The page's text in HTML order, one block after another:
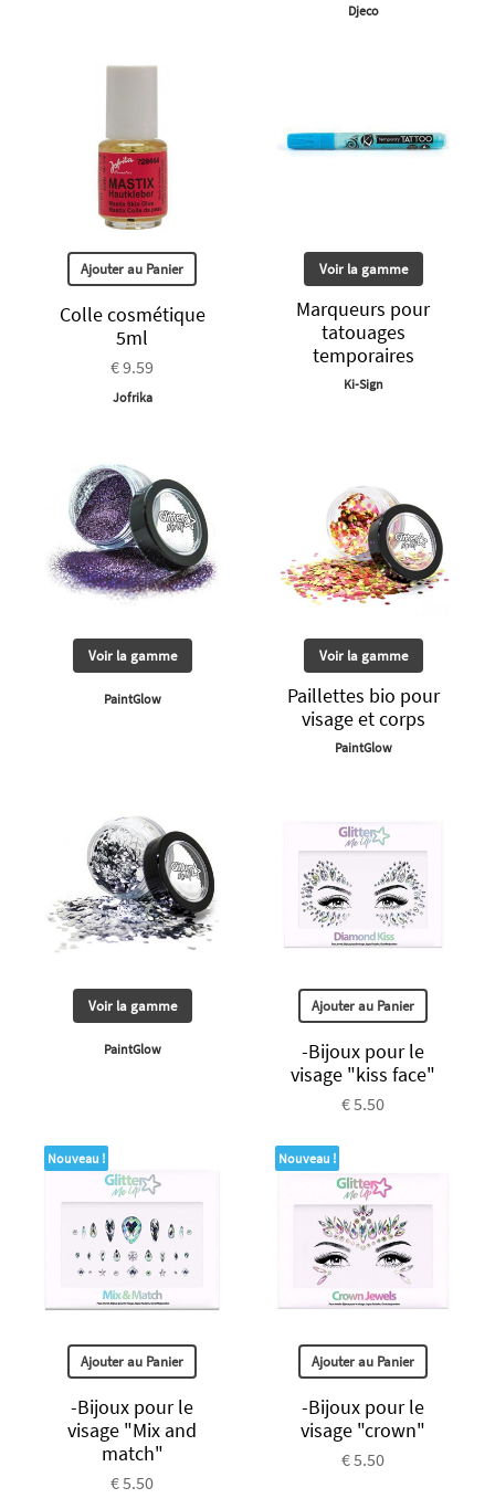
Djeco
Ajouter au Panier
Colle cosmétique
5ml
€ 9.59
Jofrika
Voir la gamme
Marqueurs pour
tatouages
temporaires
Ki-Sign
Voir la gamme
PaintGlow
Voir la gamme
Paillettes bio pour
visage et corps
PaintGlow
Voir la gamme
PaintGlow
Ajouter au Panier
-Bijoux pour le
visage "kiss face"
€ 5.50
Nouveau !
Ajouter au Panier
-Bijoux pour le
visage "Mix and
match"
€ 5.50
Nouveau !
Ajouter au Panier
-Bijoux pour le
visage "crown"
€ 5.50